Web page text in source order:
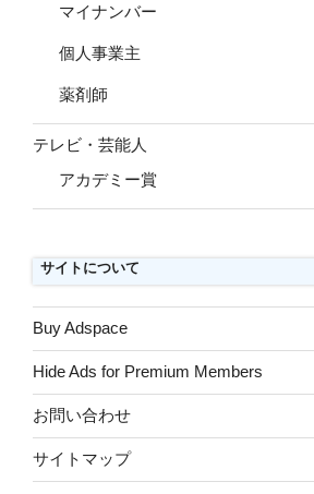
マイナンバー
個人事業主
薬剤師
テレビ・芸能人
アカデミー賞
サイトについて
Buy Adspace
Hide Ads for Premium Members
お問い合わせ
サイトマップ